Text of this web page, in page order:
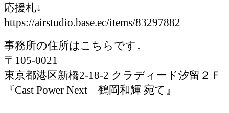
応援札↓
https://airstudio.base.ec/items/83297882
事務所の住所はこちらです。
〒105-0021
東京都港区新橋2-18-2 クラディード汐留２Ｆ
『Cast Power Next 鶴岡和輝 宛て』